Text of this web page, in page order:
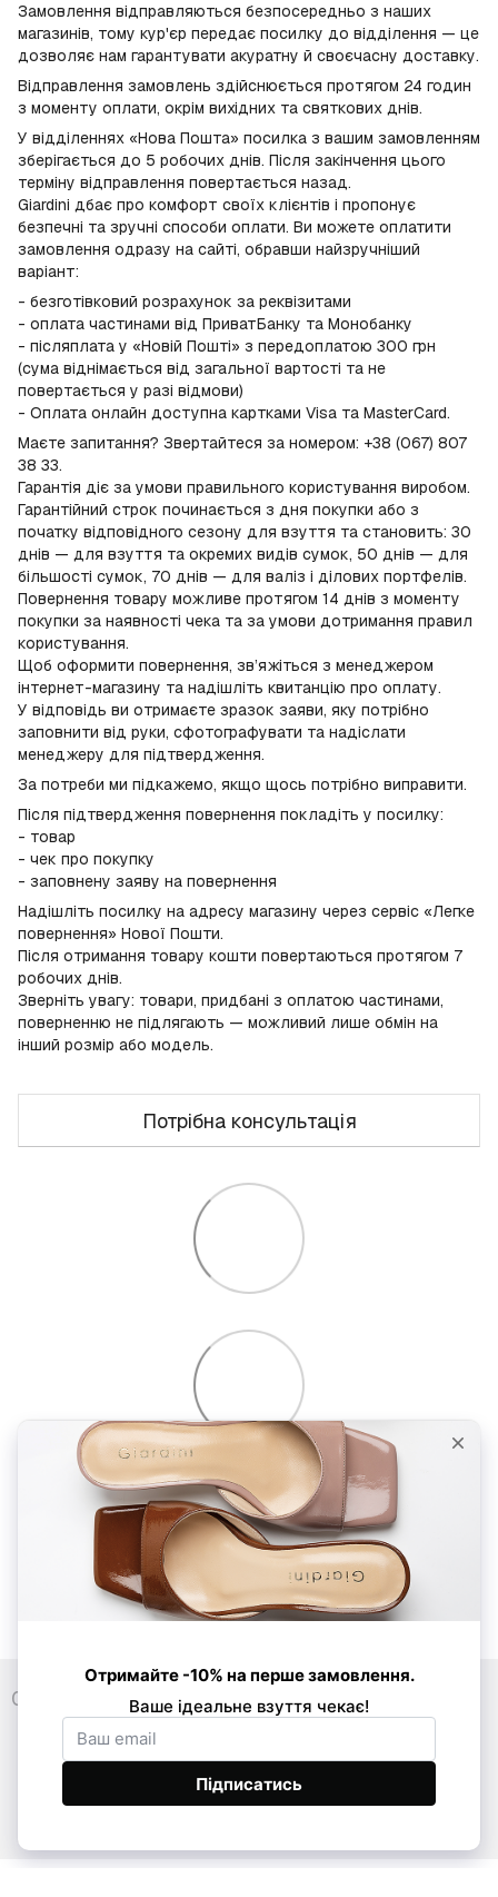
Замовлення відправляються безпосередньо з наших
магазинів, тому кур'єр передає посилку до відділення — це
дозволяє нам гарантувати акуратну й своєчасну доставку.
Відправлення замовлень здійснюється протягом 24 годин
з моменту оплати, окрім вихідних та святкових днів.
У відділеннях «Нова Пошта» посилка з вашим замовленням
зберігається до 5 робочих днів. Після закінчення цього
терміну відправлення повертається назад.
Giardini дбає про комфорт своїх клієнтів і пропонує
безпечні та зручні способи оплати. Ви можете оплатити
замовлення одразу на сайті, обравши найзручніший
варіант:
- безготівковий розрахунок за реквізитами
- оплата частинами від ПриватБанку та Монобанку
- післяплата у «Новій Пошті» з передоплатою 300 грн
(сума віднімається від загальної вартості та не
повертається у разі відмови)
- Оплата онлайн доступна картками Visa та MasterCard.
Маєте запитання? Звертайтеся за номером: +38 (067) 807
38 33.
Гарантія діє за умови правильного користування виробом.
Гарантійний строк починається з дня покупки або з
початку відповідного сезону для взуття та становить: 30
днів — для взуття та окремих видів сумок, 50 днів — для
більшості сумок, 70 днів — для валіз і ділових портфелів.
Повернення товару можливе протягом 14 днів з моменту
покупки за наявності чека та за умови дотримання правил
користування.
Щоб оформити повернення, зв’яжіться з менеджером
інтернет-магазину та надішліть квитанцію про оплату.
У відповідь ви отримаєте зразок заяви, яку потрібно
заповнити від руки, сфотографувати та надіслати
менеджеру для підтвердження.
За потреби ми підкажемо, якщо щось потрібно виправити.
Після підтвердження повернення покладіть у посилку:
- товар
- чек про покупку
- заповнену заяву на повернення
Надішліть посилку на адресу магазину через сервіс «Легке
повернення» Нової Пошти.
Після отримання товару кошти повертаються протягом 7
робочих днів.
Зверніть увагу: товари, придбані з оплатою частинами,
поверненню не підлягають — можливий лише обмін на
інший розмір або модель.
Потрібна консультація
0 800 33 86 01 089 520-24-16 068 877-03-53
Повна версія сайту